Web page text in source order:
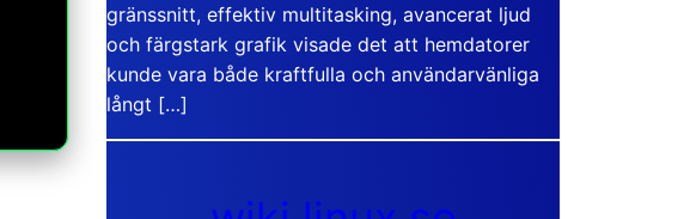
gränssnitt, effektiv multitasking, avancerat ljud
och färgstark grafik visade det att hemdatorer
kunde vara både kraftfulla och användarvänliga
långt […]